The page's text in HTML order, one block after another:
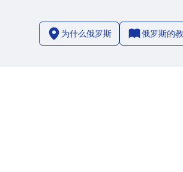
为什么俄罗斯 俄罗斯的